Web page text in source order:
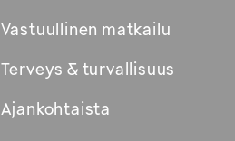
Vastuullinen matkailu
Terveys & turvallisuus
Ajankohtaista